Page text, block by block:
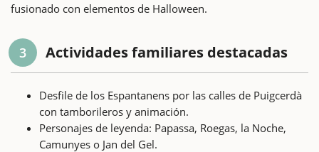
fusionado con elementos de Halloween.
3 Actividades familiares destacadas
Desfile de los Espantanens por las calles de Puigcerdà
con tamborileros y animación.
Personajes de leyenda: Papassa, Roegas, la Noche,
Camunyes o Jan del Gel.